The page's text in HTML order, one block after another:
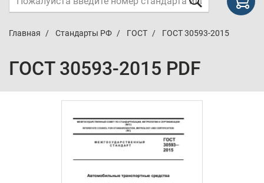
Главная Стандарты РФ ГОСТ ГОСТ 30593-2015
ГОСТ 30593-2015 PDF